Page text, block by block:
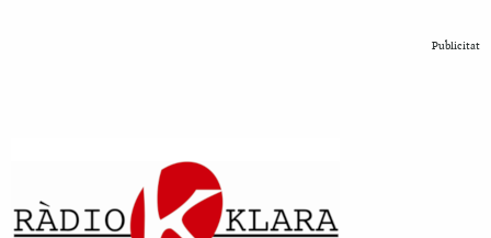
Publicitat